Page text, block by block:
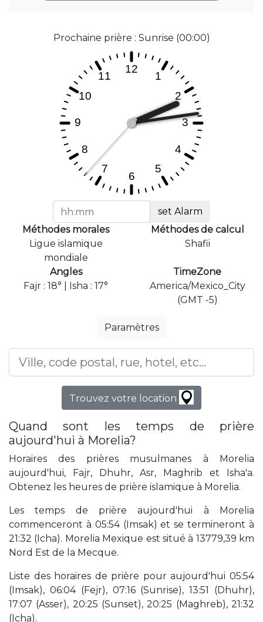
Prochaine prière : Sunrise (00:00)
set Alarm
Méthodes morales
Ligue islamique
mondiale
Méthodes de calcul
Shafii
Angles
Fajr : 18° | Isha : 17°
TimeZone
America/Mexico_City
(GMT -5)
Paramètres
Trouvez votre location
Quand sont les temps de prière
aujourd'hui à Morelia?
Horaires des prières musulmanes à Morelia
aujourd'hui, Fajr, Dhuhr, Asr, Maghrib et Isha'a.
Obtenez les heures de prière islamique à Morelia.
Les temps de prière aujourd'hui à Morelia
commenceront à 05:54 (Imsak) et se termineront à
21:32 (Icha). Morelia Mexique est situé à 13779,39 km
Nord Est de la Mecque.
Liste des horaires de prière pour aujourd'hui 05:54
(Imsak), 06:04 (Fejr), 07:16 (Sunrise), 13:51 (Dhuhr),
17:07 (Asser), 20:25 (Sunset), 20:25 (Maghreb), 21:32
(Icha).